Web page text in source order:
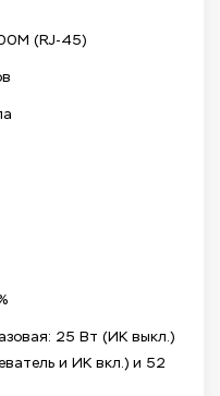
(RJ-45)
25 Вт (ИК выкл.)
и ИК вкл.) и 52